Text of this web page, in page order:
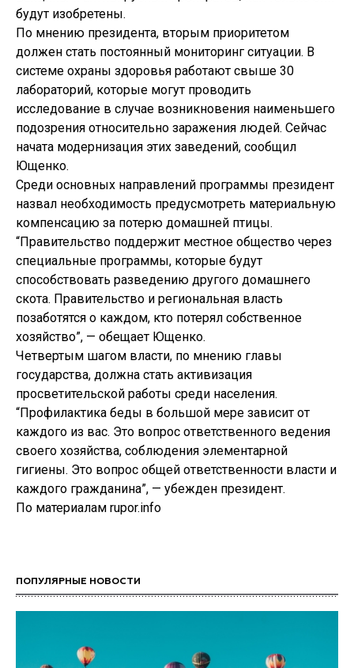
будут изобретены.
По мнению президента, вторым приоритетом
должен стать постоянный мониторинг ситуации. В
системе охраны здоровья работают свыше 30
лабораторий, которые могут проводить
исследование в случае возникновения наименьшего
подозрения относительно заражения людей. Сейчас
начата модернизация этих заведений, сообщил
Ющенко.
Среди основных направлений программы президент
назвал необходимость предусмотреть материальную
компенсацию за потерю домашней птицы.
“Правительство поддержит местное общество через
специальные программы, которые будут
способствовать разведению другого домашнего
скота. Правительство и региональная власть
позаботятся о каждом, кто потерял собственное
хозяйство”, — обещает Ющенко.
Четвертым шагом власти, по мнению главы
государства, должна стать активизация
просветительской работы среди населения.
“Профилактика беды в большой мере зависит от
каждого из вас. Это вопрос ответственного ведения
своего хозяйства, соблюдения элементарной
гигиены. Это вопрос общей ответственности власти и
каждого гражданина”, — убежден президент.
По материалам rupor.info
ПОПУЛЯРНЫЕ НОВОСТИ